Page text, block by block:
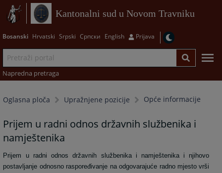
Kantonalni sud u Novom Travniku
Bosanski Hrvatski Srpski Српски English Prijava
Napredna pretraga
Oglasna ploča Upražnjene pozicije Opće informacije
Prijem u radni odnos državnih službenika i
namještenika
Prijem u radni odnos državnih službenika i namještenika i njihovo
postavljanje odnosno raspoređivanje na odgovarajuće radno mjesto vrši